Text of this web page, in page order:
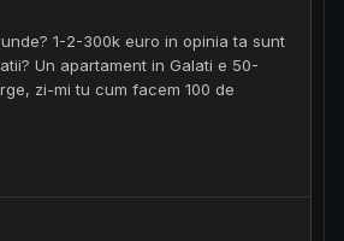
1-2-300k euro in opinia ta sunt
Un apartament in Galati e 50-
zi-mi tu cum facem 100 de